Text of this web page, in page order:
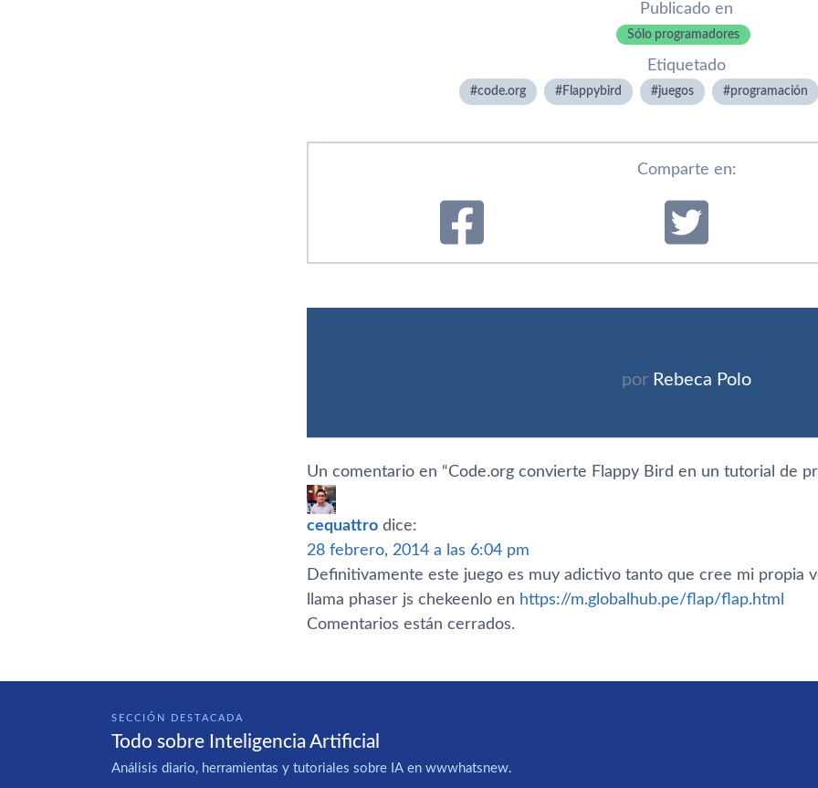
Publicado en
Sólo programadores
Etiquetado
code.org Flappybird juegos programación
Comparte en:
por Rebeca Polo
Un comentario en “Code.org convierte Flappy Bird en un tutorial de
cequattro dice:
28 febrero, 2014 a las 6:04 pm
Definitivamente este juego es muy adictivo tanto que cree mi propia
llama phaser js chekeenlo en https://m.globalhub.pe/flap/flap.html
Comentarios están cerrados.
SECCIÓN DESTACADA
Todo sobre Inteligencia Artificial
Análisis diario, herramientas y tutoriales sobre IA en wwwhatsnew.